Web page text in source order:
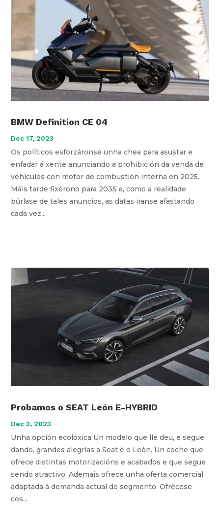
BMW Definition CE 04
Dec 17, 2023
Os políticos esforzáronse unha chea para asustar e
enfadar á xente anunciando a prohibición da venda de
vehículos con motor de combustión interna en 2025.
Máis tarde fixérono para 2035 e, como a realidade
búrlase de tales anuncios, as datas iranse afastando
cada vez...
Probamos o SEAT León E-HYBRID
Dec 3, 2023
Unha opción ecolóxica Un modelo que lle deu, e segue
dando, grandes alegrías a Seat é o León. Un coche que
ofrece distintas motorizacións e acabados e que segue
sendo atractivo. Ademais ofrece unha oferta comercial
adaptada á demanda actual do segmento. Ofrécese
cos...